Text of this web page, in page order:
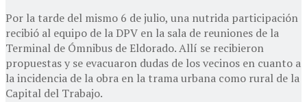
Por la tarde del mismo 6 de julio, una nutrida participación
recibió al equipo de la DPV en la sala de reuniones de la
Terminal de Ómnibus de Eldorado. Allí se recibieron
propuestas y se evacuaron dudas de los vecinos en cuanto a
la incidencia de la obra en la trama urbana como rural de la
Capital del Trabajo.